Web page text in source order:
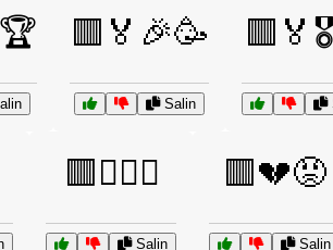
🟥🏅🎉🥳
Salin
🟥👨‍⚖️⚖️
Salin
🟥💔😡
Salin